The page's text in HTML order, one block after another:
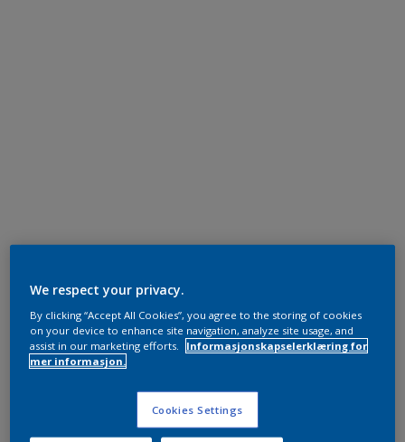
We respect your privacy.
By clicking “Accept All Cookies”, you agree to the storing of cookies
on your device to enhance site navigation, analyze site usage, and
assist in our marketing efforts.
Informasjonskapselerklæring for
mer informasjon.
Cookies Settings